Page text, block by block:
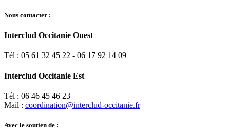
Nous contacter :
Interclud Occitanie Ouest
Tél : 05 61 32 45 22 - 06 17 92 14 09
Interclud Occitanie Est
Tél : 06 46 45 46 23
Mail : coordination@interclud-occitanie.fr
Avec le soutien de :